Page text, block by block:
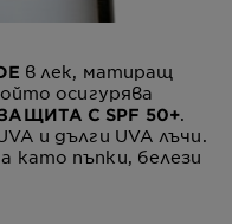
в лек, матиращ
осигурява
С SPF 50+.
и дълги UVA лъчи.
като пъпки, белези